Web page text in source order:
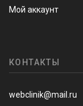
Мой аккаунт
КОНТАКТЫ
webclinik@mail.ru